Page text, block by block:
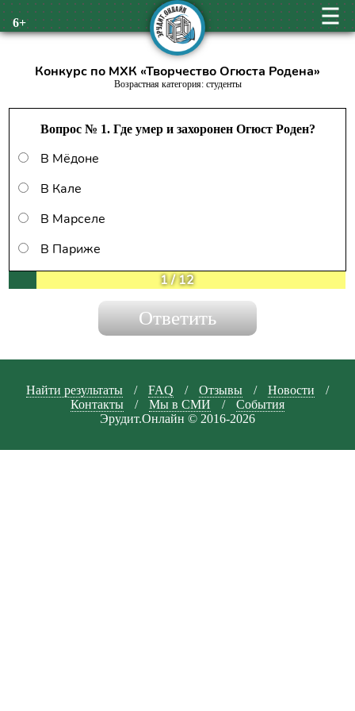
6+
Конкурс по МХК «Творчество Огюста Родена»
Возрастная категория: студенты
Вопрос № 1. Где умер и захоронен Огюст Роден?
В Мёдоне
В Кале
В Марселе
В Париже
1/12
Найти результаты / FAQ / Отзывы / Новости
/
Контакты
/ Мы в СМИ /
События
Эрудит.Онлайн © 2016-2026